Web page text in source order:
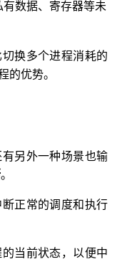
数据、寄存器等未
换多个进程消耗的
的优势。
另外一种场景也输
。
正常的调度和执行
当前状态，以便中